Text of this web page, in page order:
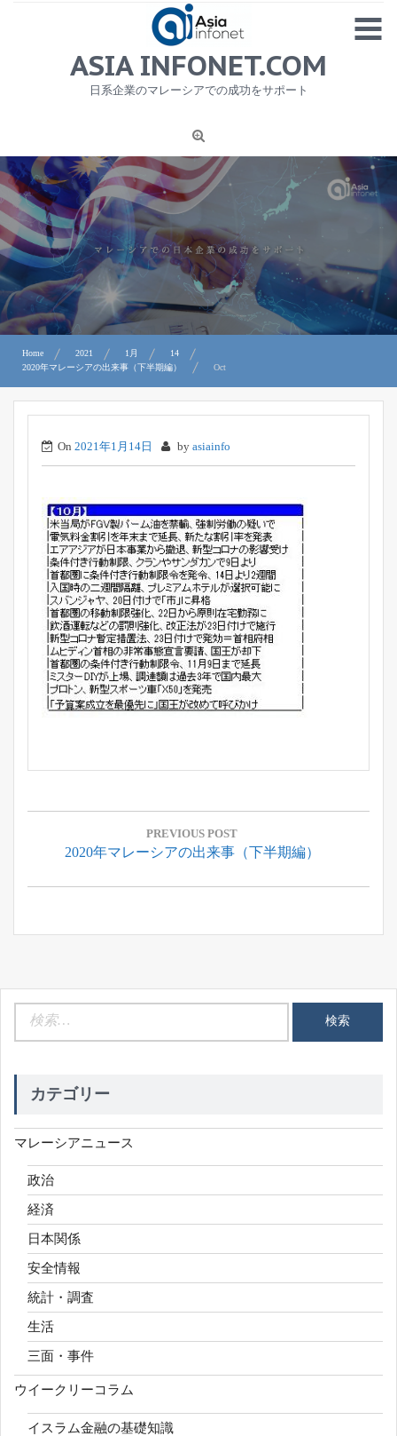
MENU
1
ニュース
労務サービス
プライバシーポリシー及び著作権について
お問合せ
ASIA INFONET.COM
日系企業のマレーシアでの成功をサポート
Home 2021 1月
14
2020年マレーシアの出来事（下半期編）
Oct
On 2021年1月14日 by asiainfo
投
ビ
ー
ョ
ン
PREVIOUS POST
Previous
2020年マレーシアの出来事（下半期編）
カテゴリー
マレーシアニュース
政治
経済
日本関係
安全情報
統計・調査
生活
三面・事件
ウイークリーコラム
イスラム金融の基礎知識